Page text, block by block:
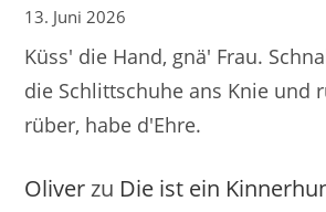
13. Juni 2026
Küss' die Hand, gnä' Frau.
die Schlittschuhe ans Knie und
rüber, habe d'Ehre.
Oliverzu Die ist ein